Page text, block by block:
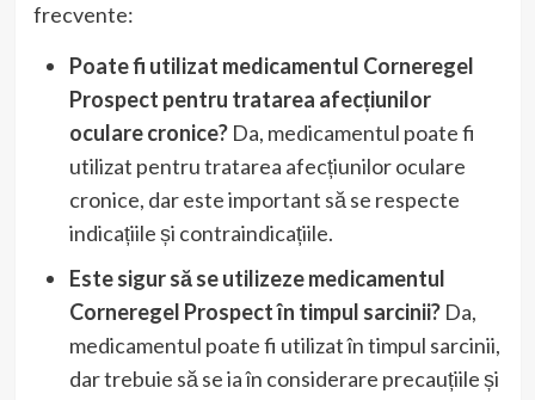
frecvente:
Poate fi utilizat medicamentul Corneregel
Prospect pentru tratarea afecțiunilor
oculare cronice?Da, medicamentul poate fi
utilizat pentru tratarea afecțiunilor oculare
cronice, dar este important să se respecte
indicațiile și contraindicațiile.
Este sigur să se utilizeze medicamentul
Corneregel Prospect în timpul sarcinii?Da,
medicamentul poate fi utilizat în timpul sarcinii,
dar trebuie să se ia în considerare precauțiile și